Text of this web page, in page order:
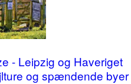
- Leipzig og Haveriget
og spændende byer